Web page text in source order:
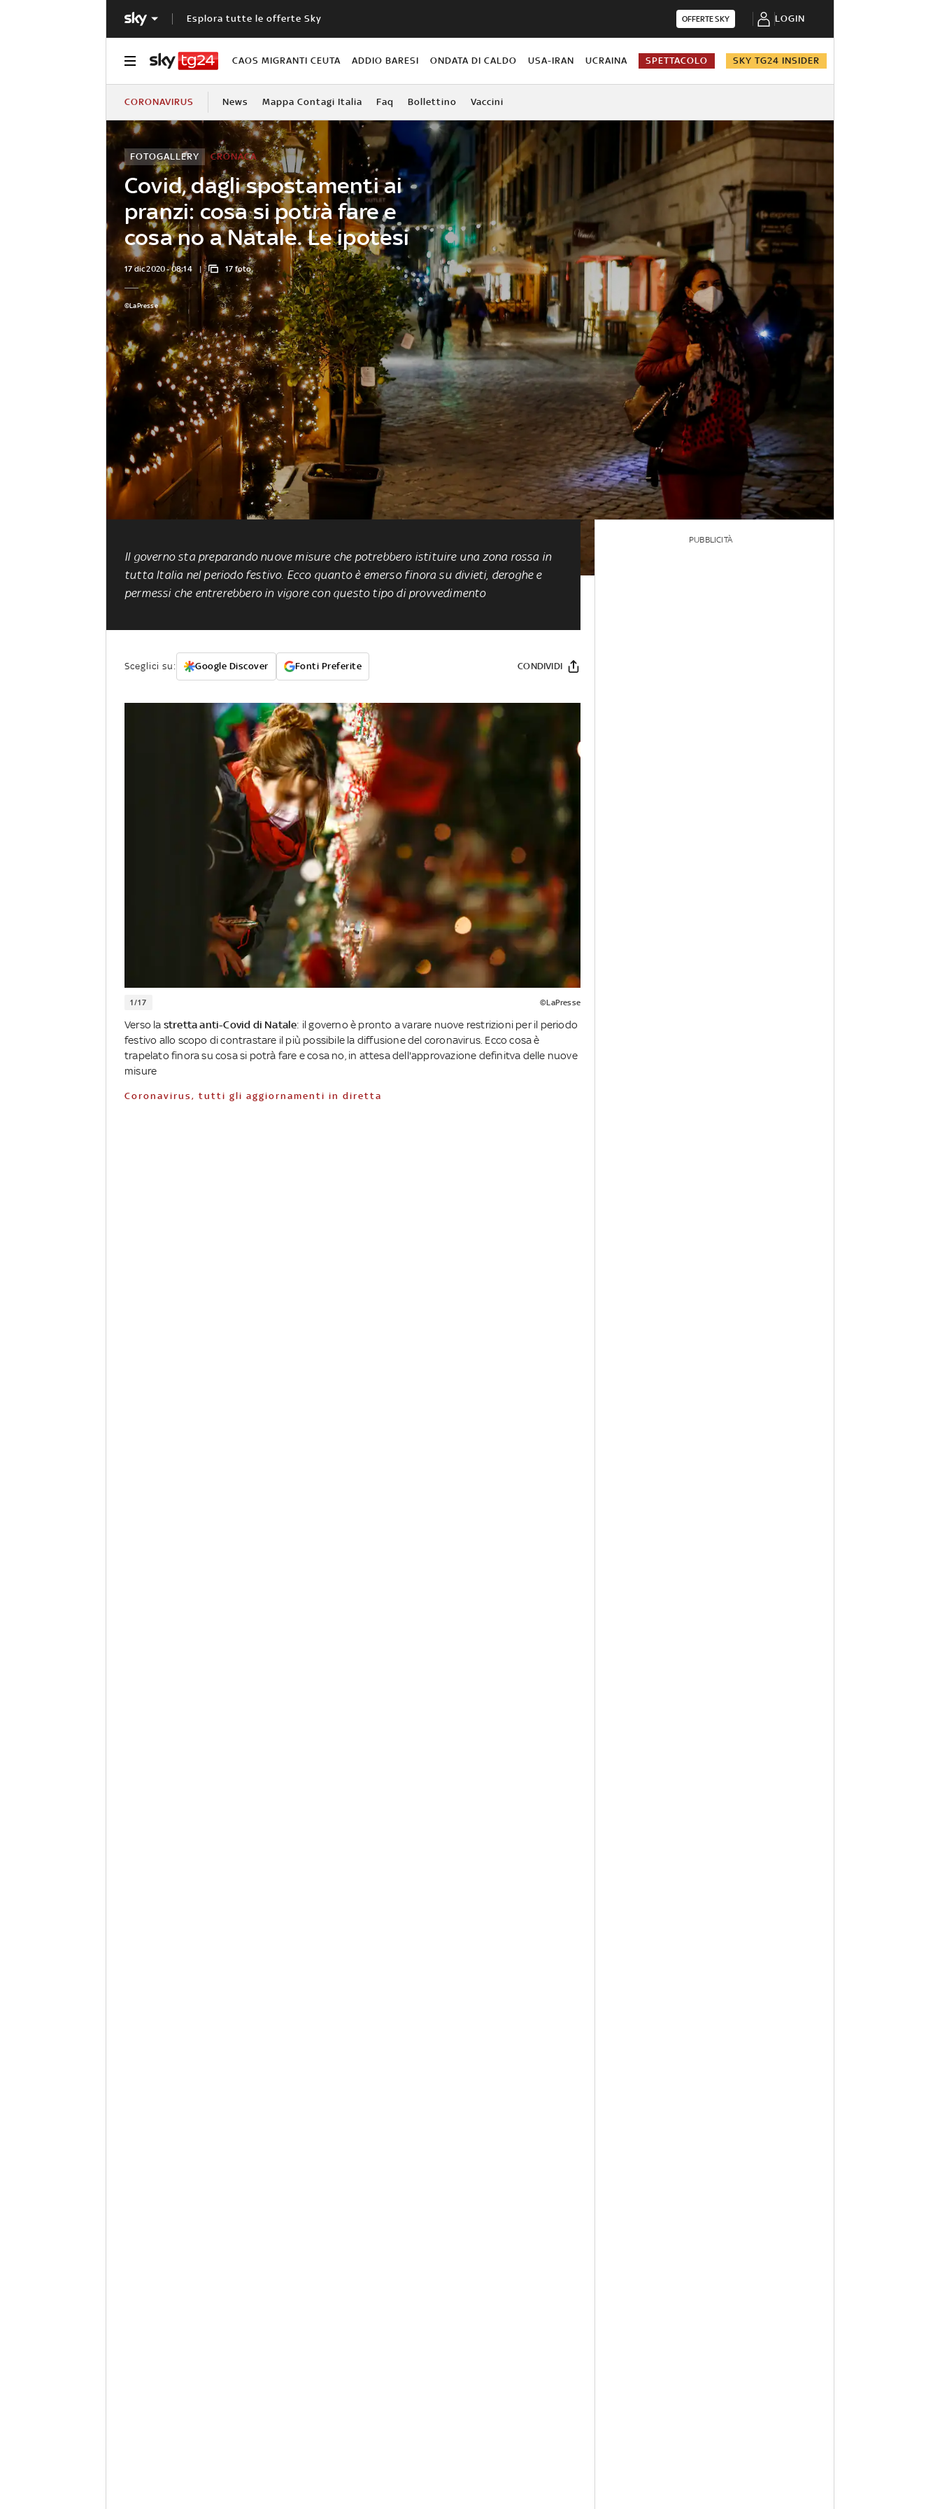
Esplora tutte le offerte Sky OFFERTE SKY LOGIN
CAOS MIGRANTI CEUTA ADDIO BARESI ONDATA DI CALDO USA-IRAN UCRAINA SPETTACOLO SKY TG24 INSIDER
CORONAVIRUS News Mappa Contagi Italia Faq Bollettino Vaccini
Covid, dagli spostamenti ai
pranzi: cosa si potrà fare e
cosa no a Natale. Le ipotesi
CRONACA
FOTOGALLERY
17 dic 2020 - 08:14 17 foto
©LaPresse
Il governo sta preparando nuove misure che potrebbero istituire una zona rossa in
tutta Italia nel periodo festivo. Ecco quanto è emerso finora su divieti, deroghe e
permessi che entrerebbero in vigore con questo tipo di provvedimento
Sceglici su: Google Discover Fonti Preferite CONDIVIDI
1/17 ©LaPresse
Verso la stretta anti-Covid di Natale: il governo è pronto a varare nuove restrizioni per il periodo
festivo allo scopo di contrastare il più possibile la diffusione del coronavirus. Ecco cosa è
trapelato finora su cosa si potrà fare e cosa no, in attesa dell'approvazione definitva delle nuove
misure
Coronavirus, tutti gli aggiornamenti in diretta
PUBBLICITÀ